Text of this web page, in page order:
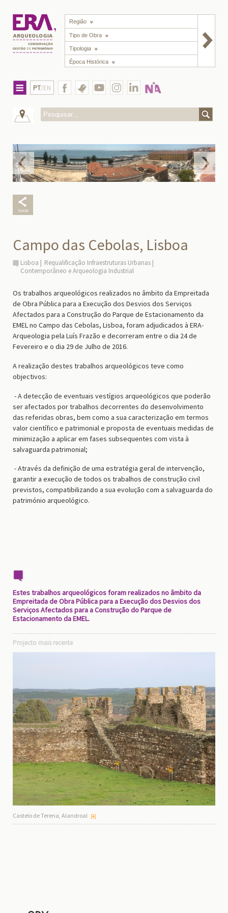
Região
Tipo de Obra
Tipologia
Época Histórica
PT/EN
Campo das Cebolas, Lisboa
Lisboa
Requalificação Infraestruturas Urbanas
Contemporâneo e Arqueologia Industrial
Os trabalhos arqueológicos realizados no âmbito da Empreitada
de Obra Pública para a Execução dos Desvios dos Serviços
Afectados para a Construção do Parque de Estacionamento da
EMEL no Campo das Cebolas, Lisboa, foram adjudicados à ERA-
Arqueologia pela Luís Frazão e decorreram entre o dia 24 de
Fevereiro e o dia 29 de Julho de 2016.
A realização destes trabalhos arqueológicos teve como
objectivos:
- A detecção de eventuais vestígios arqueológicos que poderão
ser afectados por trabalhos decorrentes do desenvolvimento
das referidas obras, bem como a sua caracterização em termos
valor científico e patrimonial e proposta de eventuais medidas de
minimização a aplicar em fases subsequentes com vista à
salvaguarda patrimonial;
- Através da definição de uma estratégia geral de intervenção,
garantir a execução de todos os trabalhos de construção civil
previstos, compatibilizando a sua evolução com a salvaguarda do
património arqueológico.
Estes trabalhos arqueológicos foram realizados no âmbito da
Empreitada de Obra Pública para a Execução dos Desvios dos
Serviços Afectados para a Construção do Parque de
Estacionamento da EMEL.
Projecto mais recente
Castelo de Terena, Alandroal